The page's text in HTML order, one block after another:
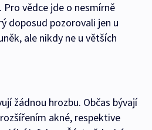
vědce jde o nesmírně
doposud pozorovali jen u
ale nikdy ne u větších
žádnou hrozbu. Občas bývají
akné, respektive